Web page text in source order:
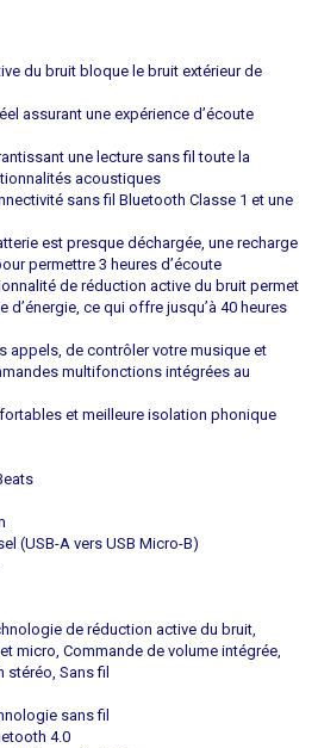
du bruit bloque le bruit extérieur de
assurant une expérience d’écoute
une lecture sans fil toute la
acoustiques
sans fil Bluetooth Classe 1 et une
est presque déchargée, une recharge
permettre 3 heures d’écoute
de réduction active du bruit permet
ce qui offre jusqu’à 40 heures
appels, de contrôler votre musique et
multifonctions intégrées au
et meilleure isolation phonique
(USB-A vers USB Micro-B)
de réduction active du bruit,
micro, Commande de volume intégrée,
Sans fil
sans fil
4.0